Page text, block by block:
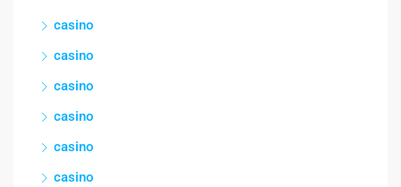
casino
casino
casino
casino
casino
casino